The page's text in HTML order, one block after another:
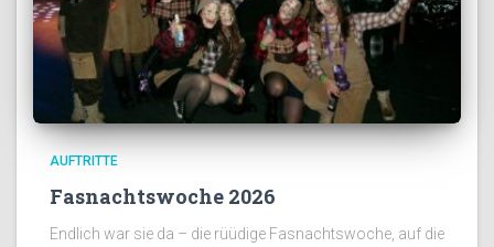
AUFTRITTE
Fasnachtswoche 2026
Endlich war sie da – die rüüdige Fasnachtswoche, auf die